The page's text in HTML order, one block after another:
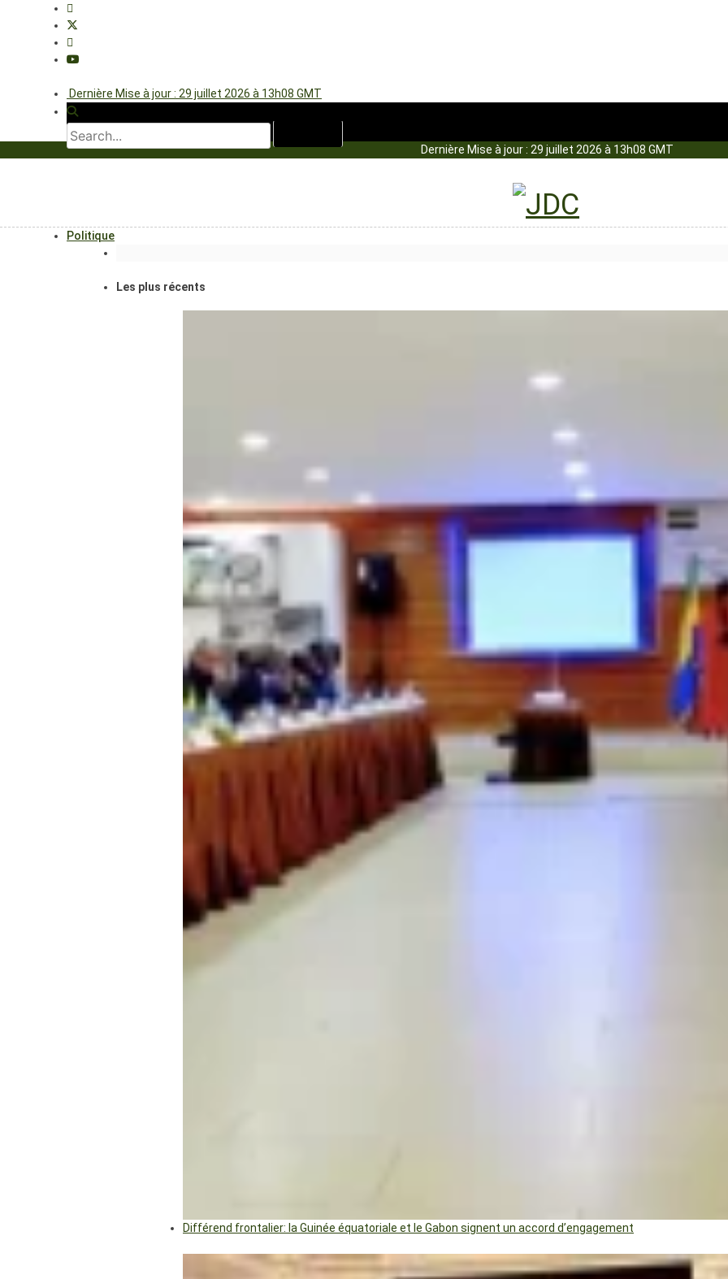
Dernière Mise à jour : 29 juillet 2026 à 13h08 GMT
Dernière Mise à jour : 29 juillet 2026 à 13h08 GMT
Politique
Les plus récents
Différend frontalier: la Guinée équatoriale et le Gabon signent un accord d’engagement